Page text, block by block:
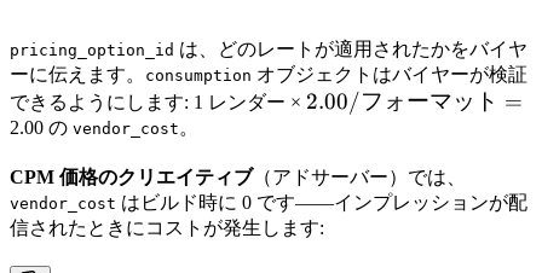
pricing_option_id は、どのレートが適用されたかをバイヤ
ーに伝えます。
consumption オブジェクトはバイヤーが検証
できるようにします: 1 レンダー × 2.00/
ット
=
2.00/フォーマット =
2.00 の vendor_cost 。
CPM 価格のクリエイティブ（アドサーバー）では、
vendor_cost はビルド時に 0 です——インプレッションが配
信されたときにコストが発生します: